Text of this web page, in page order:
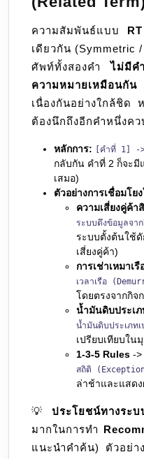
ความสัมพันธ์แบบ RT
เดียวกัน (Symmetric
ศัพท์ทั้งสองคำไม่มีค
ความหมายเหมือนกัน
เนื่องกันอย่างใกล้ชิด
ต้องนึกถึงอีกคำหนึ่งค
หลักการ: [คำที่ 1] -
กลับกัน คำที่ 2 ก็จะมี
เสมอ)
ตัวอย่างการเชื่อมโย
ความเสี่ยงคู่ค้า
ระบบดึงข้อมูลจ
ระบบตั้งต้นใช้
เสี่ยงคู่ค้า)
การเช่าเหมาเ
เวลาเรือ
โดยตรงจากกิจ
น้ำมันดิบประเ
น้ำมันดิบประเภท
เปรียบเทียบใน
1-3-5 Rules ->
สถิติ
ล่าช้าและแสดง
💡 ประโยชน์ทางระบ
มากในการทำ
แนะนำคำค้น) ตัวอย่า